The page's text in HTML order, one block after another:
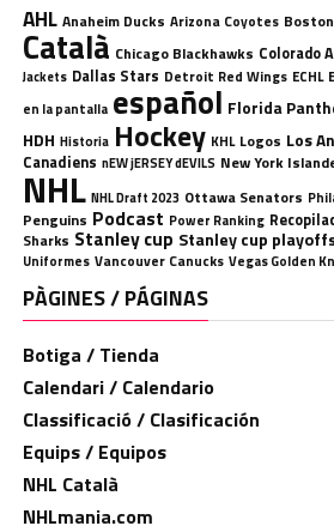
AHL Anaheim Ducks Arizona Coyotes
Català Chicago Blackhawks Colorado
Jackets Dallas Stars Detroit Red Wings ECHL
en la pantalla español Florida
HDH Historia Hockey KHL Logos Los
Canadiens nEW jERSEY dEVILS New York
NHL NHL Draft 2023 Ottawa Senators
Penguins Podcast Power Ranking
Sharks Stanley cup Stanley cup
Uniformes Vancouver Canucks Vegas Golden
PÀGINES / PÁGINAS
Botiga / Tienda
Calendari / Calendario
Classificació / Clasificación
Equips / Equipos
NHL Català
NHLmania.com